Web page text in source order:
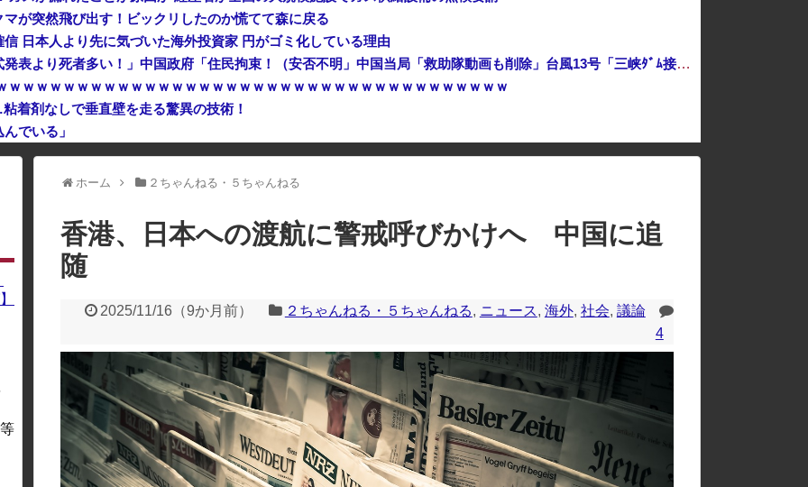
が突然飛び出す！ビックリしたのか慌てて森に戻る
日本人より先に気づいた海外投資家 円がゴミ化している理由
中国「大洪水！」中国ダム「決壊」地元民「公式発表より死者多い！」中国政府「住民拘束！（安否不明」中国当局「救助隊動画も削除」台風13号「三峡ﾀﾞﾑ接近中」→
ｗｗｗｗｗｗｗｗｗｗｗｗｗｗｗｗｗｗｗｗｗｗｗｗｗｗｗｗｗｗｗｗｗｗｗｗｗ
着剤なしで垂直壁を走る驚異の技術！
でいる」
ホーム
２ちゃんねる・５ちゃんねる
香港、日本への渡航に警戒呼びかけへ 中国に追
随
2025/11/16 （9か月前） ２ちゃんねる・５ちゃんねる, ニュース, 海外, 社会, 議論
4